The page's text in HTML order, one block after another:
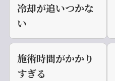
冷却が追いつかな
い
施術時間がかかり
すぎる